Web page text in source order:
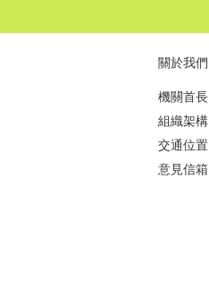
關於我們
機關首長
組織架構
交通位置
意見信箱